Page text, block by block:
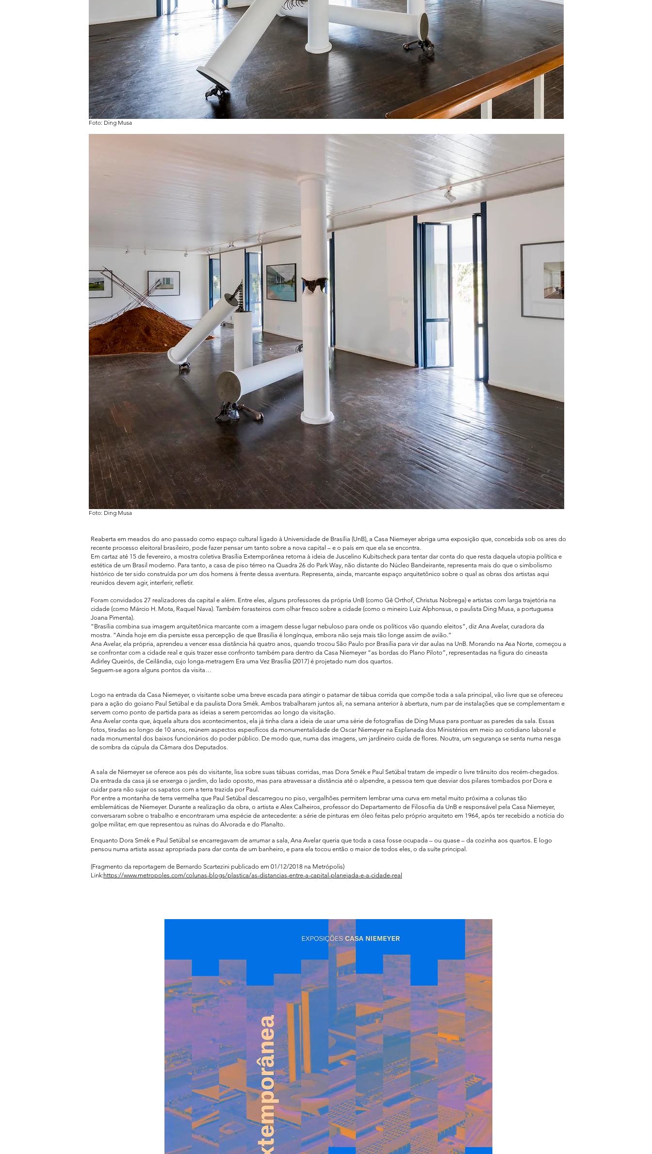
Foto: Ding Musa
Foto: Ding Musa
Reaberta em meados do ano passado como espaço cultural ligado à Universidade de Brasília (UnB), a Casa Niemeyer abriga uma exposição que, concebida sob os ares do
recente processo eleitoral brasileiro, pode fazer pensar um tanto sobre a nova capital – e o país em que ela se encontra.
Em cartaz até 15 de fevereiro, a mostra coletiva Brasília Extemporânea retorna à ideia de Juscelino Kubitscheck para tentar dar conta do que resta daquela utopia política e
estética de um Brasil moderno. Para tanto, a casa de piso térreo na Quadra 26 do Park Way, não distante do Núcleo Bandeirante, representa mais do que o simbolismo
histórico de ter sido construída por um dos homens à frente dessa aventura. Representa, ainda, marcante espaço arquitetônico sobre o qual as obras dos artistas aqui
reunidos devem agir, interferir, refletir.​
Foram convidados 27 realizadores da capital e além. Entre eles, alguns professores da própria UnB (como Gê Orthof, Christus Nobrega) e artistas com larga trajetória na
cidade (como Márcio H. Mota, Raquel Nava). Também forasteiros com olhar fresco sobre a cidade (como o mineiro Luiz Alphonsus, o paulista Ding Musa, a portuguesa
Joana Pimenta).
“Brasília combina sua imagem arquitetônica marcante com a imagem desse lugar nebuloso para onde os políticos vão quando eleitos”, diz Ana Avelar, curadora da
mostra. “Ainda hoje em dia persiste essa percepção de que Brasilia é longínqua, embora não seja mais tão longe assim de avião.”
Ana Avelar, ela própria, aprendeu a vencer essa distância há quatro anos, quando trocou São Paulo por Brasília para vir dar aulas na UnB. Morando na Asa Norte, começou a
se confrontar com a cidade real e quis trazer esse confronto também para dentro da Casa Niemeyer “as bordas do Plano Piloto”, representadas na figura do cineasta
Adirley Queirós, de Ceilândia, cujo longa-metragem Era uma Vez Brasília (2017) é projetado num dos quartos.
Seguem-se agora alguns pontos da visita…
Logo na entrada da Casa Niemeyer, o visitante sobe uma breve escada para atingir o patamar de tábua corrida que compõe toda a sala principal, vão livre que se ofereceu
para a ação do goiano Paul Setúbal e da paulista Dora Smék. Ambos trabalharam juntos ali, na semana anterior à abertura, num par de instalações que se complementam e
servem como ponto de partida para as ideias a serem percorridas ao longo da visitação.
Ana Avelar conta que, àquela altura dos acontecimentos, ela já tinha clara a ideia de usar uma série de fotografias de Ding Musa para pontuar as paredes da sala. Essas
fotos, tiradas ao longo de 10 anos, reúnem aspectos específicos da monumentalidade de Oscar Niemeyer na Esplanada dos Ministérios em meio ao cotidiano laboral e
nada monumental dos baixos funcionários do poder público. De modo que, numa das imagens, um jardineiro cuida de flores. Noutra, um segurança se senta numa nesga
de sombra da cúpula da Câmara dos Deputados.
A sala de Niemeyer se oferece aos pés do visitante, lisa sobre suas tábuas corridas, mas Dora Smék e Paul Setúbal tratam de impedir o livre trânsito dos recém-chegados.
Da entrada da casa já se enxerga o jardim, do lado oposto, mas para atravessar a distância até o alpendre, a pessoa tem que desviar dos pilares tombados por Dora e
cuidar para não sujar os sapatos com a terra trazida por Paul.
Por entre a montanha de terra vermelha que Paul Setúbal descarregou no piso, vergalhões permitem lembrar uma curva em metal muito próxima a colunas tão
emblemáticas de Niemeyer. Durante a realização da obra, o artista e Alex Calheiros, professor do Departamento de Filosofia da UnB e responsável pela Casa Niemeyer,
conversaram sobre o trabalho e encontraram uma espécie de antecedente: a série de pinturas em óleo feitas pelo próprio arquiteto em 1964, após ter recebido a notícia do
golpe militar, em que representou as ruínas do Alvorada e do Planalto.
Enquanto Dora Smék e Paul Setúbal se encarregavam de arrumar a sala, Ana Avelar queria que toda a casa fosse ocupada – ou quase – da cozinha aos quartos. E logo
pensou numa artista assaz apropriada para dar conta de um banheiro, e para ela tocou então o maior de todos eles, o da suíte principal.
(Fragmento da reportagem de Bernardo Scartezini publicado em 01/12/2018 na Metrópolis)
Link:https://www.metropoles.com/colunas-blogs/plastica/as-distancias-entre-a-capital-planejada-e-a-cidade-real